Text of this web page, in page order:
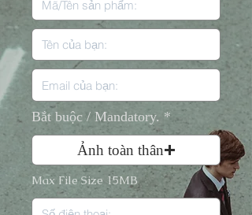
Bắt buộc / Mandatory.
Ảnh toàn thân
Max File Size 15MB